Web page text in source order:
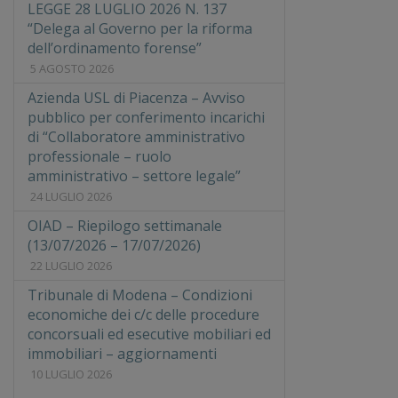
LEGGE 28 LUGLIO 2026 N. 137
“Delega al Governo per la riforma
dell’ordinamento forense”
5 AGOSTO 2026
Azienda USL di Piacenza – Avviso
pubblico per conferimento incarichi
di “Collaboratore amministrativo
professionale – ruolo
amministrativo – settore legale”
24 LUGLIO 2026
OIAD – Riepilogo settimanale
(13/07/2026 – 17/07/2026)
22 LUGLIO 2026
Tribunale di Modena – Condizioni
economiche dei c/c delle procedure
concorsuali ed esecutive mobiliari ed
immobiliari – aggiornamenti
10 LUGLIO 2026